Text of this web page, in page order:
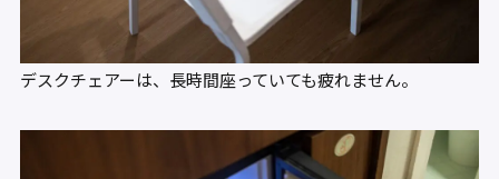
デスクチェアーは、長時間座っていても疲れません。